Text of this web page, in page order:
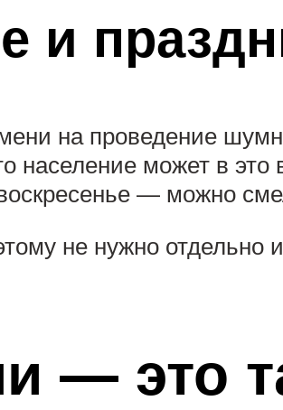
и
на проведение
население может в это
— можно
не нужно отдельно
— это